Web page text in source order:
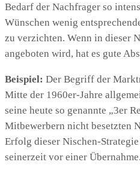
Bedarf der Nachfrager so
Wünschen wenig
zu verzichten. Wenn in dieser
angeboten wird, hat es gute
Beispiel: Der Begriff der
Mitte der 1960er-Jahre
seine heute so genannte „3er
Mitbewerbern nicht besetzten
Erfolg dieser Nischen-
seinerzeit vor einer Übernahme.